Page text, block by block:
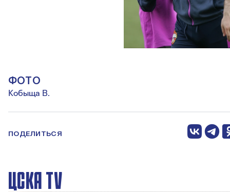
ФОТО
Кобыща В.
ПОДЕЛИТЬСЯ
ЦСКА TV